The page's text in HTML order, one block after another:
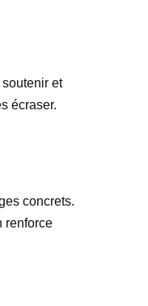
et
écraser.
concrets.
renforce